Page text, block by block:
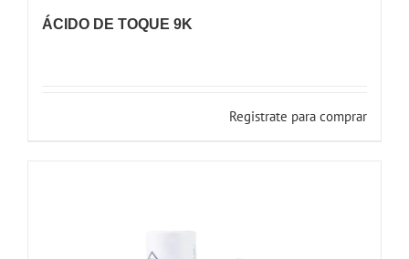
ÁCIDO DE TOQUE 9K
Registrate para comprar